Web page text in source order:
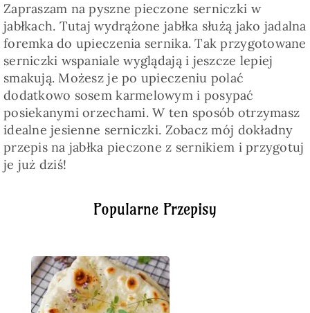
Popularne Przepisy
Zapraszam na pyszne pieczone serniczki w
jabłkach. Tutaj wydrążone jabłka służą jako jadalna
foremka do upieczenia sernika. Tak przygotowane
serniczki wspaniale wyglądają i jeszcze lepiej
smakują. Możesz je po upieczeniu polać
dodatkowo sosem karmelowym i posypać
posiekanymi orzechami. W ten sposób otrzymasz
idealne jesienne serniczki. Zobacz mój dokładny
przepis na jabłka pieczone z sernikiem i przygotuj
je już dziś!